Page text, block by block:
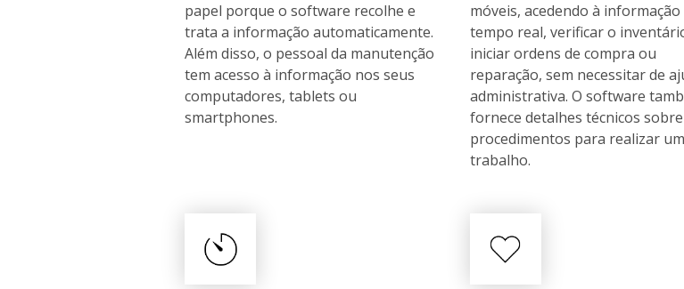
papel porque o software recolhe e
trata a informação automaticamente.
Além disso, o pessoal da manutenção
tem acesso à informação nos seus
computadores, tablets ou
smartphones.
móveis, acedendo à informação
tempo real, verificar o
iniciar ordens de compra ou
reparação, sem necessitar de
administrativa. O software
fornece detalhes técnicos
procedimentos para realizar um
trabalho.